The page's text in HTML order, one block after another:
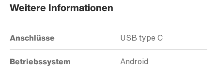
Weitere Informationen
Anschlüsse USB type C
Betriebssystem Android